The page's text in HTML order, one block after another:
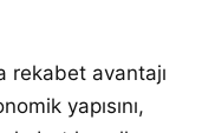
rekabet avantajı
yapısını,